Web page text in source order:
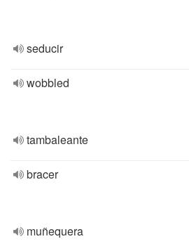
seducir
wobbled
tambaleante
bracer
muñequera